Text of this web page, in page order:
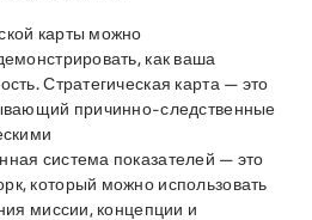
карты можно
как ваша
Стратегическая карта — это
причинно-следственные
система показателей — это
который можно использовать
миссии, концепции и